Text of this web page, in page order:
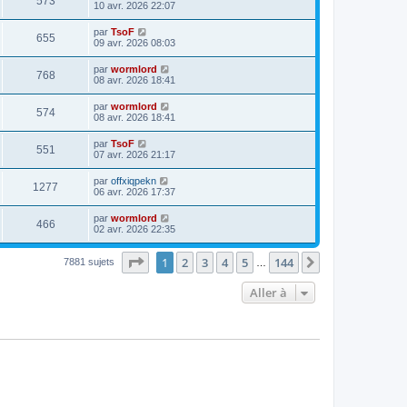
10 avr. 2026 22:07
655 par TsoF
09 avr. 2026 08:03
768 par wormlord
08 avr. 2026 18:41
574 par wormlord
08 avr. 2026 18:41
551 par TsoF
07 avr. 2026 21:17
1277 par offxiqpekn
06 avr. 2026 17:37
466 par wormlord
02 avr. 2026 22:35
7881 sujets Page sur144
1 2 3 4 5 144
Aller à